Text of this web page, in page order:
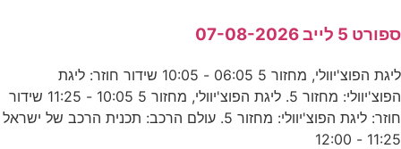
ספורט 5 לייב 07-08-2026
ליגת הפוצ'יוולי, מחזור 5 06:05 - 10:05 שידור חוזר: ליגת
הפוצ'יוולי: מחזור 5. ליגת הפוצ'יוולי, מחזור 5 10:05 - 11:25 שידור
חוזר: ליגת הפוצ'יוולי: מחזור 5. עולם הרכב: תכנית הרכב של ישראל
11:25 - 12:00